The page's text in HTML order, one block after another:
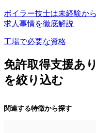
ボイラー技士は未経験か
求人事情を徹底解説
工場で必要な資格
免許取得支援あ
を絞り込む
関連する特徴から探す